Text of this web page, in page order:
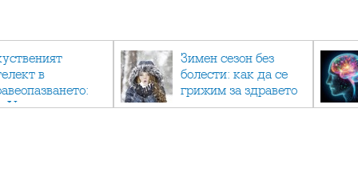
в
AI променя
Зимен сезон без
болести: как да се
грижим за здравето
си в студените